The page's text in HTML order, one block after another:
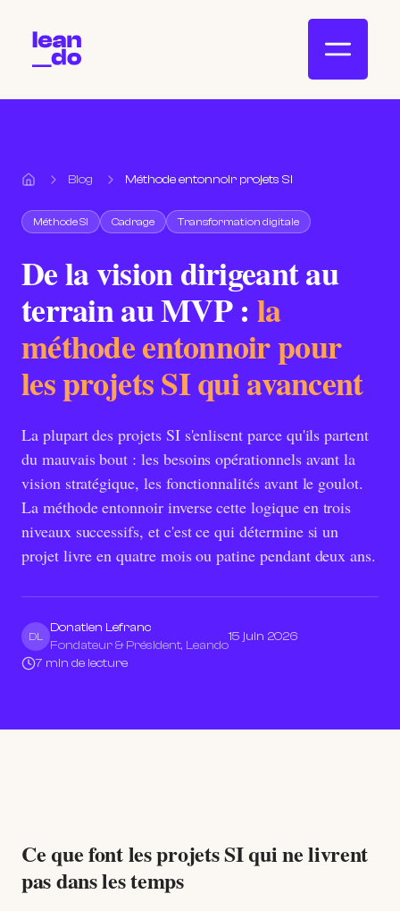
Accueil
Blog Méthode entonnoir projets SI
Méthode SI Cadrage Transformation digitale
De la vision dirigeant au
terrain au MVP : la
méthode entonnoir pour
les projets SI qui avancent
La plupart des projets SI s'enlisent parce qu'ils partent
du mauvais bout : les besoins opérationnels avant la
vision stratégique, les fonctionnalités avant le goulot.
La méthode entonnoir inverse cette logique en trois
niveaux successifs, et c'est ce qui détermine si un
projet livre en quatre mois ou patine pendant deux ans.
DL
Donatien Lefranc
Fondateur & Président, Leando
15 juin 2026
7 min de lecture
Ce que font les projets SI qui ne livrent
pas dans les temps